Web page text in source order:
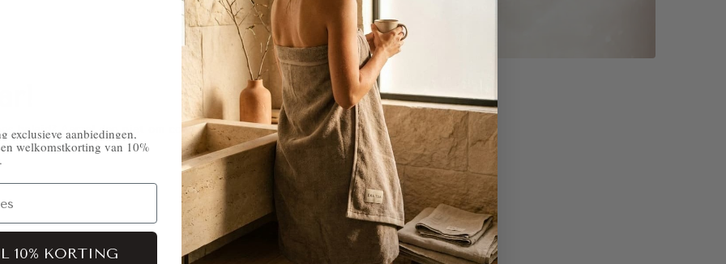
beleid? Aarzel dan niet om contact met ons op te nemen.
exclusieve aanbiedingen,
welkomstkorting van 10%
10% KORTING